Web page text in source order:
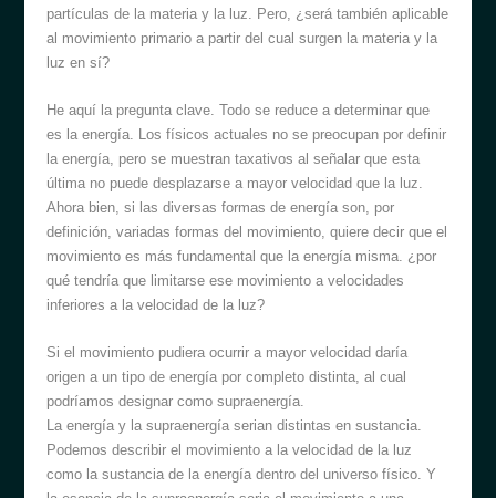
partículas de la materia y la luz. Pero, ¿será también aplicable
al movimiento primario a partir del cual surgen la materia y la
luz en sí?
He aquí la pregunta clave. Todo se reduce a determinar que
es la energía. Los físicos actuales no se preocupan por definir
la energía, pero se muestran taxativos al señalar que esta
última no puede desplazarse a mayor velocidad que la luz.
Ahora bien, si las diversas formas de energía son, por
definición, variadas formas del movimiento, quiere decir que el
movimiento es más fundamental que la energía misma. ¿por
qué tendría que limitarse ese movimiento a velocidades
inferiores a la velocidad de la luz?
Si el movimiento pudiera ocurrir a mayor velocidad daría
origen a un tipo de energía por completo distinta, al cual
podríamos designar como supraenergía.
La energía y la supraenergía serian distintas en sustancia.
Podemos describir el movimiento a la velocidad de la luz
como la sustancia de la energía dentro del universo físico. Y